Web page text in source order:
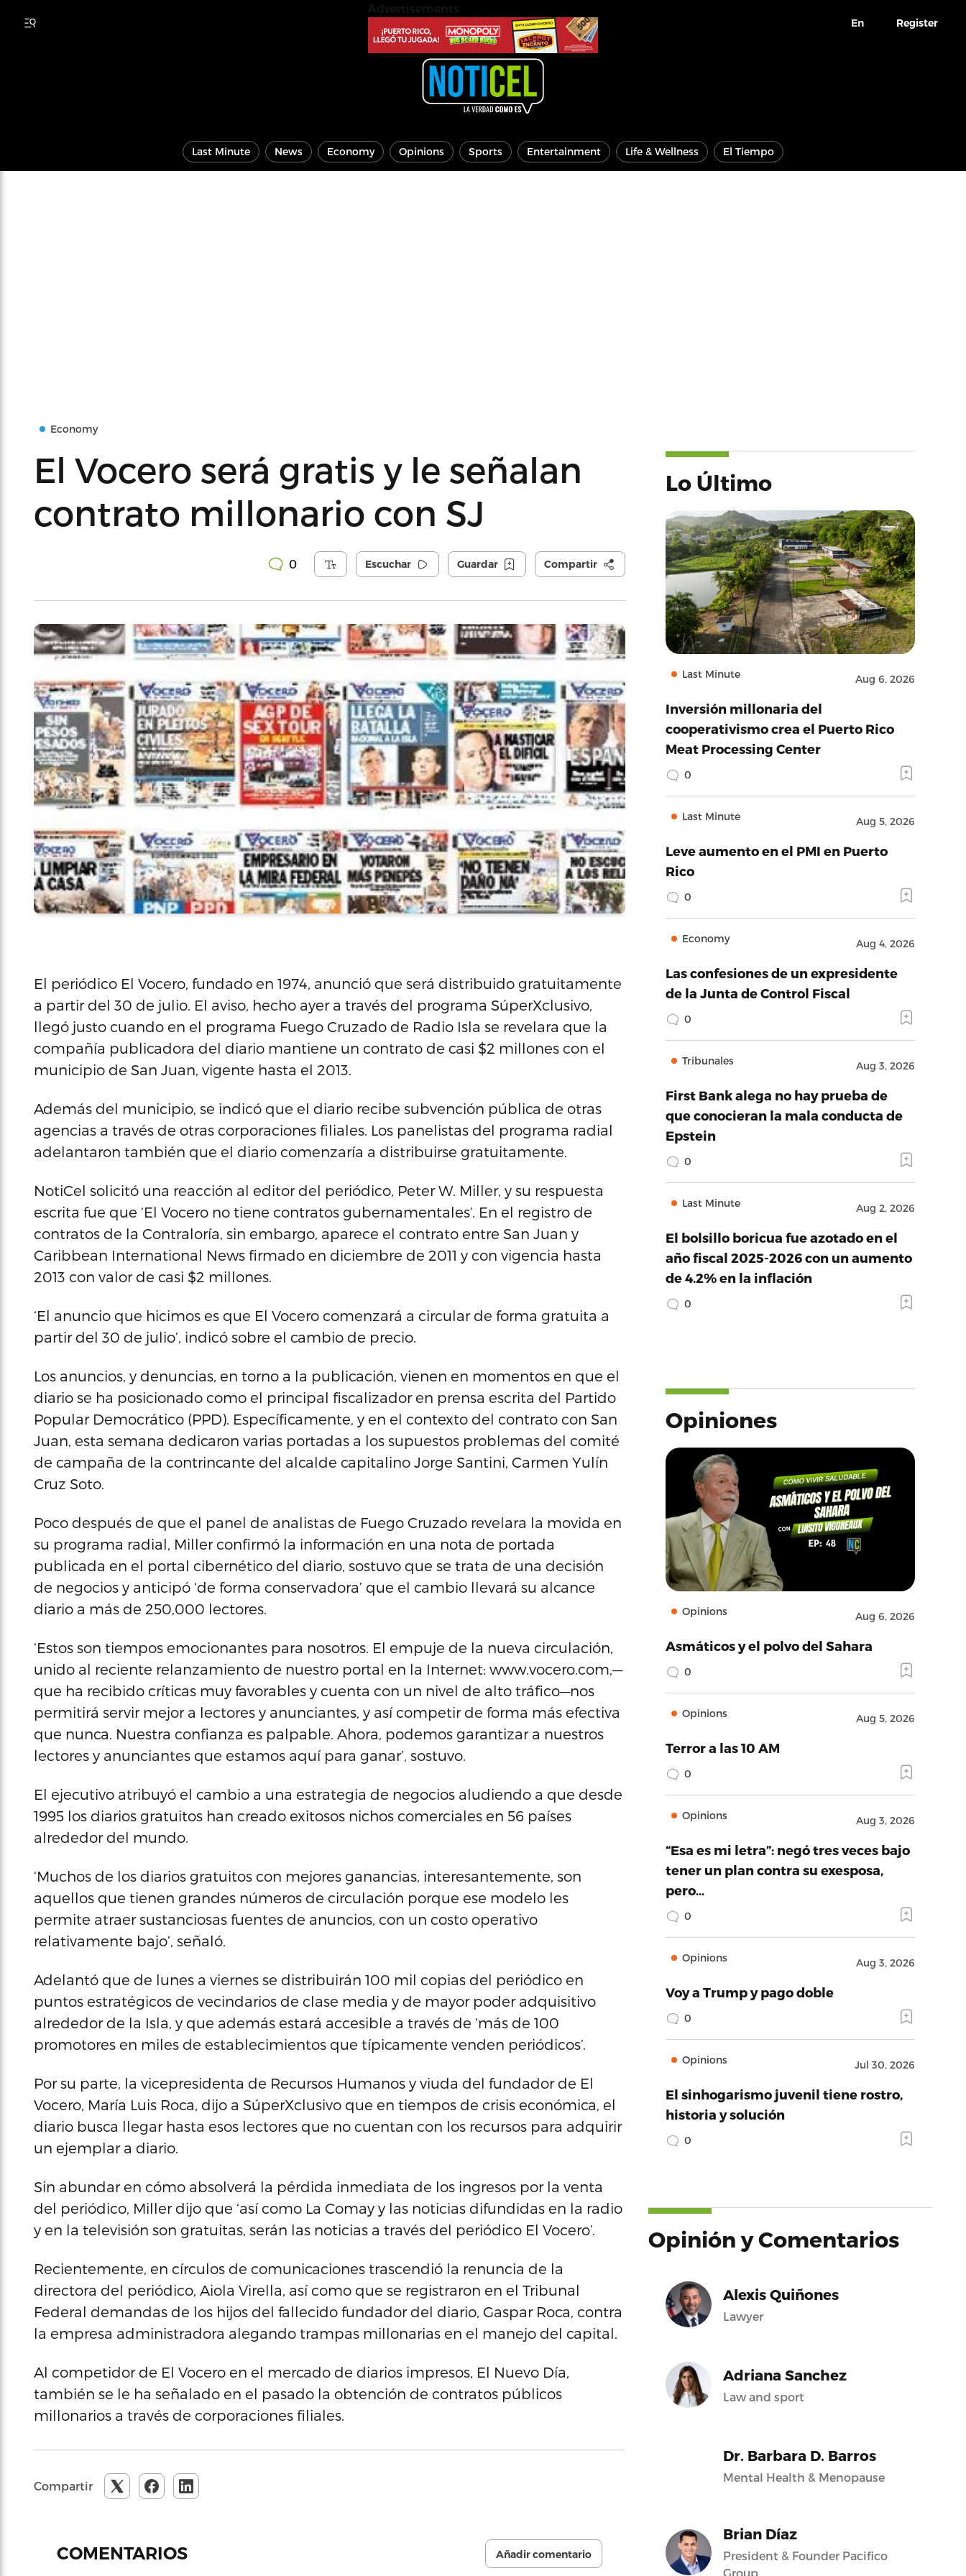
En Register
Last Minute News Economy Opinions Sports Entertainment Life & Wellness El Tiempo
Economy
El Vocero será gratis y le señalan
contrato millonario con SJ
0 Escuchar Guardar Compartir
El periódico El Vocero, fundado en 1974, anunció que será distribuido gratuitamente
a partir del 30 de julio. El aviso, hecho ayer a través del programa SúperXclusivo,
llegó justo cuando en el programa Fuego Cruzado de Radio Isla se revelara que la
compañía publicadora del diario mantiene un contrato de casi $2 millones con el
municipio de San Juan, vigente hasta el 2013.
Además del municipio, se indicó que el diario recibe subvención pública de otras
agencias a través de otras corporaciones filiales. Los panelistas del programa radial
adelantaron también que el diario comenzaría a distribuirse gratuitamente.
NotiCel solicitó una reacción al editor del periódico, Peter W. Miller, y su respuesta
escrita fue que ‘El Vocero no tiene contratos gubernamentales’. En el registro de
contratos de la Contraloría, sin embargo, aparece el contrato entre San Juan y
Caribbean International News firmado en diciembre de 2011 y con vigencia hasta
2013 con valor de casi $2 millones.
‘El anuncio que hicimos es que El Vocero comenzará a circular de forma gratuita a
partir del 30 de julio’, indicó sobre el cambio de precio.
Los anuncios, y denuncias, en torno a la publicación, vienen en momentos en que el
diario se ha posicionado como el principal fiscalizador en prensa escrita del Partido
Popular Democrático (PPD). Específicamente, y en el contexto del contrato con San
Juan, esta semana dedicaron varias portadas a los supuestos problemas del comité
de campaña de la contrincante del alcalde capitalino Jorge Santini, Carmen Yulín
Cruz Soto.
Poco después de que el panel de analistas de Fuego Cruzado revelara la movida en
su programa radial, Miller confirmó la información en una nota de portada
publicada en el portal cibernético del diario, sostuvo que se trata de una decisión
de negocios y anticipó ‘de forma conservadora’ que el cambio llevará su alcance
diario a más de 250,000 lectores.
‘Estos son tiempos emocionantes para nosotros. El empuje de la nueva circulación,
unido al reciente relanzamiento de nuestro portal en la Internet: www.vocero.com,—
que ha recibido críticas muy favorables y cuenta con un nivel de alto tráfico—nos
permitirá servir mejor a lectores y anunciantes, y así competir de forma más efectiva
que nunca. Nuestra confianza es palpable. Ahora, podemos garantizar a nuestros
lectores y anunciantes que estamos aquí para ganar’, sostuvo.
El ejecutivo atribuyó el cambio a una estrategia de negocios aludiendo a que desde
1995 los diarios gratuitos han creado exitosos nichos comerciales en 56 países
alrededor del mundo.
‘Muchos de los diarios gratuitos con mejores ganancias, interesantemente, son
aquellos que tienen grandes números de circulación porque ese modelo les
permite atraer sustanciosas fuentes de anuncios, con un costo operativo
relativamente bajo’, señaló.
Adelantó que de lunes a viernes se distribuirán 100 mil copias del periódico en
puntos estratégicos de vecindarios de clase media y de mayor poder adquisitivo
alrededor de la Isla, y que además estará accesible a través de ‘más de 100
promotores en miles de establecimientos que típicamente venden periódicos’.
Por su parte, la vicepresidenta de Recursos Humanos y viuda del fundador de El
Vocero, María Luis Roca, dijo a SúperXclusivo que en tiempos de crisis económica, el
diario busca llegar hasta esos lectores que no cuentan con los recursos para adquirir
un ejemplar a diario.
Sin abundar en cómo absolverá la pérdida inmediata de los ingresos por la venta
del periódico, Miller dijo que ‘así como La Comay y las noticias difundidas en la radio
y en la televisión son gratuitas, serán las noticias a través del periódico El Vocero’.
Recientemente, en círculos de comunicaciones trascendió la renuncia de la
directora del periódico, Aiola Virella, así como que se registraron en el Tribunal
Federal demandas de los hijos del fallecido fundador del diario, Gaspar Roca, contra
la empresa administradora alegando trampas millonarias en el manejo del capital.
Al competidor de El Vocero en el mercado de diarios impresos, El Nuevo Día,
también se le ha señalado en el pasado la obtención de contratos públicos
millonarios a través de corporaciones filiales.
Compartir
COMENTARIOS Añadir comentario
Lo Último
Last Minute Aug 6, 2026
Inversión millonaria del
cooperativismo crea el Puerto Rico
Meat Processing Center
0
Last Minute Aug 5, 2026
Leve aumento en el PMI en Puerto
Rico
0
Economy Aug 4, 2026
Las confesiones de un expresidente
de la Junta de Control Fiscal
0
Tribunales Aug 3, 2026
First Bank alega no hay prueba de
que conocieran la mala conducta de
Epstein
0
Last Minute Aug 2, 2026
El bolsillo boricua fue azotado en el
año fiscal 2025-2026 con un aumento
de 4.2% en la inflación
0
Opiniones
Opinions Aug 6, 2026
Asmáticos y el polvo del Sahara
0
Opinions Aug 5, 2026
Terror a las 10 AM
0
Opinions Aug 3, 2026
“Esa es mi letra”: negó tres veces bajo
tener un plan contra su exesposa,
pero…
0
Opinions Aug 3, 2026
Voy a Trump y pago doble
0
Opinions Jul 30, 2026
El sinhogarismo juvenil tiene rostro,
historia y solución
0
Opinión y Comentarios
Alexis Quiñones
Lawyer
Adriana Sanchez
Law and sport
Dr. Barbara D. Barros
Mental Health & Menopause
Brian Díaz
President & Founder Pacifico
Group